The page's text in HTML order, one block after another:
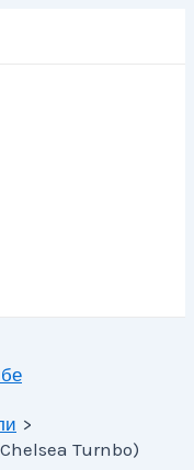
Turnbo)